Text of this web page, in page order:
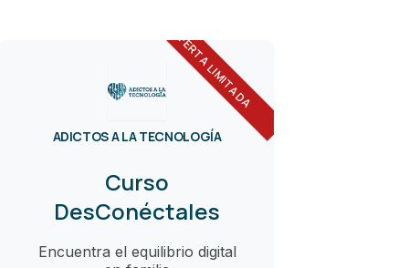
OFERTA LIMITADA
ADICTOS A LA TECNOLOGÍA
Curso
DesConéctales
Encuentra el equilibrio digital